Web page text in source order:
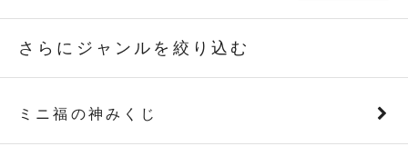
さらにジャンルを絞り込む
ミニ福の神みくじ